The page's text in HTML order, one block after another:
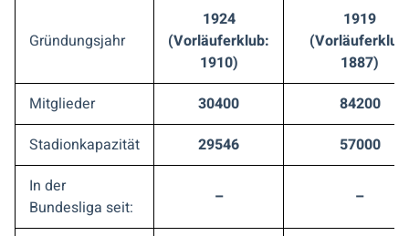
Gründungsjahr
1924
(Vorläuferklub:
1910)
1919
1887)
Mitglieder
30400
84200
Stadionkapazität
29546
57000
In der
Bundesliga seit:
– –